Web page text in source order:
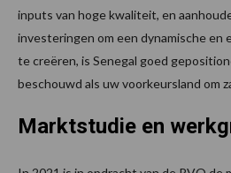
inputs van hoge kwaliteit, en
investeringen om een dynamische
te creëren, is Senegal goed
beschouwd als uw voorkeursland om
Marktstudie en